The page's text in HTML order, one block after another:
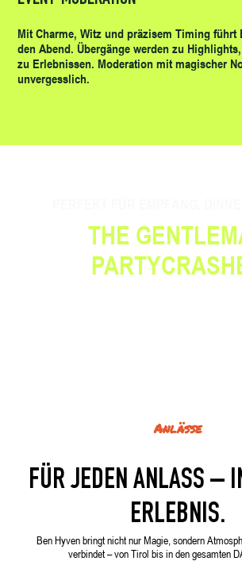
Mit Charme, Witz und präzisem Timing führt
den Abend. Übergänge werden zu
zu Erlebnissen. Moderation mit magischer
unvergesslich.
THE
Anlässe
FÜR JEDEN ANLASS –
ERLEBNIS.
Ben Hyven bringt nicht nur Magie, sondern
verbindet – von Tirol bis in den gesamten